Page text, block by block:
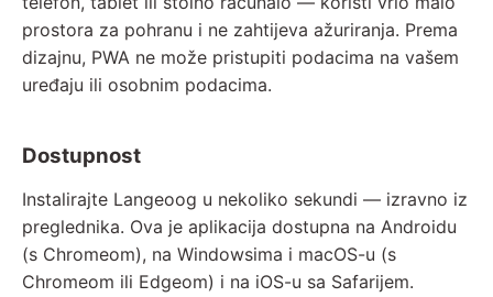
prostora za pohranu i ne zahtijeva ažuriranja. Prema
dizajnu, PWA ne može pristupiti podacima na vašem
uređaju ili osobnim podacima.
Dostupnost
Instalirajte Langeoog u nekoliko sekundi — izravno iz
preglednika. Ova je aplikacija dostupna na Androidu
(s Chromeom), na Windowsima i macOS-u (s
Chromeom ili Edgeom) i na iOS-u sa Safarijem.